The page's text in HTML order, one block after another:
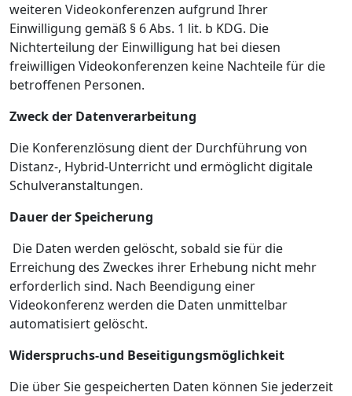
weiteren Videokonferenzen aufgrund Ihrer
Einwilligung gemäß § 6 Abs. 1 lit. b KDG. Die
Nichterteilung der Einwilligung hat bei diesen
freiwilligen Videokonferenzen keine Nachteile für die
betroffenen Personen.
Zweck der Datenverarbeitung
Die Konferenzlösung dient der Durchführung von
Distanz-, Hybrid-Unterricht und ermöglicht digitale
Schulveranstaltungen.
Dauer der Speicherung
Die Daten werden gelöscht, sobald sie für die
Erreichung des Zweckes ihrer Erhebung nicht mehr
erforderlich sind. Nach Beendigung einer
Videokonferenz werden die Daten unmittelbar
automatisiert gelöscht.
Widerspruchs-und Beseitigungsmöglichkeit
Die über Sie gespeicherten Daten können Sie jederzeit